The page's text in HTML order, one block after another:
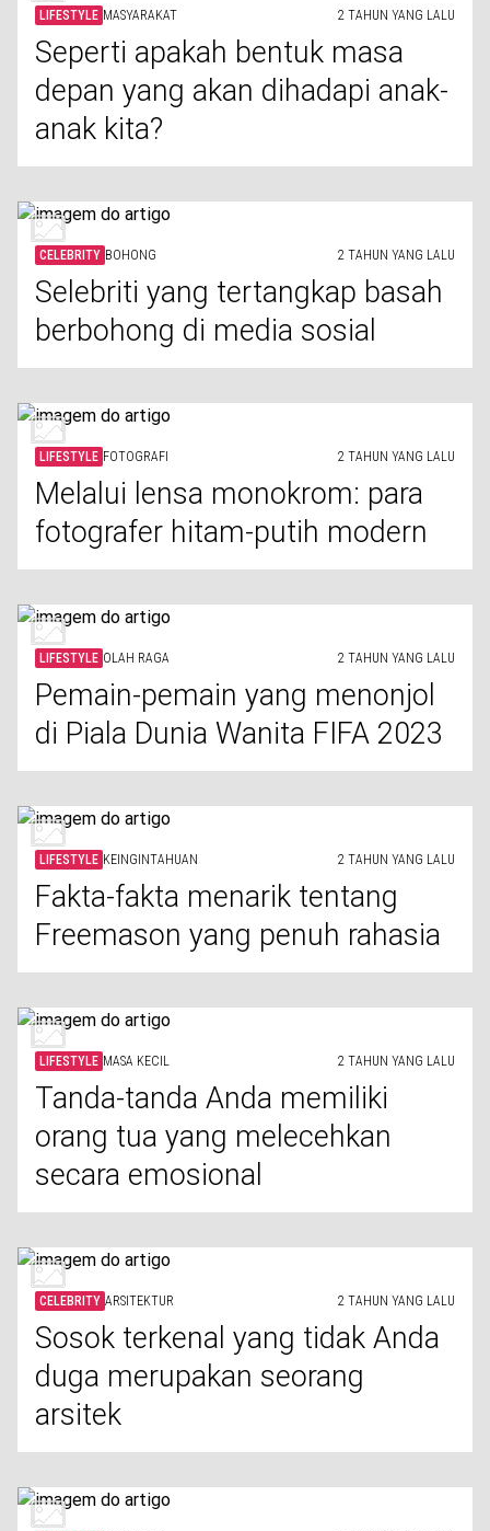
LIFESTYLE MASYARAKAT 2 TAHUN YANG LALU
Seperti apakah bentuk masa
depan yang akan dihadapi anak-
anak kita?
CELEBRITY BOHONG 2 TAHUN YANG LALU
Selebriti yang tertangkap basah
berbohong di media sosial
LIFESTYLE FOTOGRAFI 2 TAHUN YANG LALU
Melalui lensa monokrom: para
fotografer hitam-putih modern
LIFESTYLE OLAH RAGA 2 TAHUN YANG LALU
Pemain-pemain yang menonjol
di Piala Dunia Wanita FIFA 2023
LIFESTYLE KEINGINTAHUAN 2 TAHUN YANG LALU
Fakta-fakta menarik tentang
Freemason yang penuh rahasia
LIFESTYLE MASA KECIL 2 TAHUN YANG LALU
Tanda-tanda Anda memiliki
orang tua yang melecehkan
secara emosional
CELEBRITY ARSITEKTUR 2 TAHUN YANG LALU
Sosok terkenal yang tidak Anda
duga merupakan seorang
arsitek